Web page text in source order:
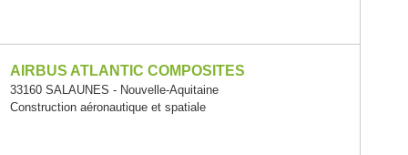
AIRBUS ATLANTIC COMPOSITES
33160 SALAUNES - Nouvelle-Aquitaine
Construction aéronautique et spatiale